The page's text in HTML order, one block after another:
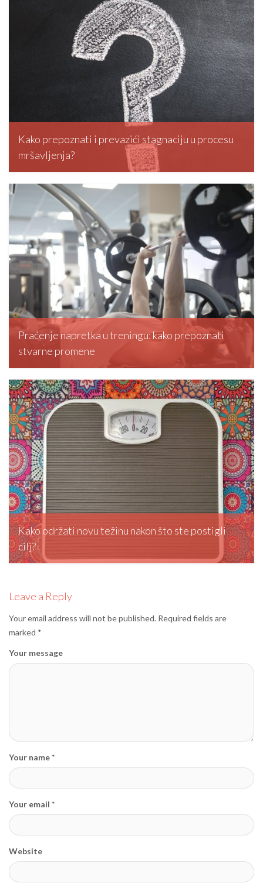
Kako prepoznati i prevazići stagnaciju u procesu
mršavljenja?
editormd, March 5, 2026
Praćenje napretka u treningu: kako prepoznati
stvarne promene
editormd, February 20, 2026
Kako održati novu težinu nakon što ste postigli
cilj?
Leave a Reply
Your email address will not be published. Required fields are
marked *
Your message
Your name *
Your email *
Website